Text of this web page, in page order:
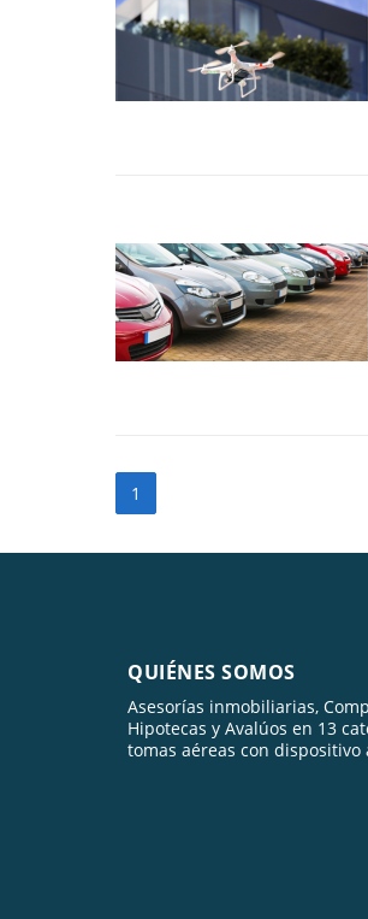
1
QUIÉNES SOMOS
Asesorías inmobiliarias,
Hipotecas y Avalúos en 13
tomas aéreas con dispositivo